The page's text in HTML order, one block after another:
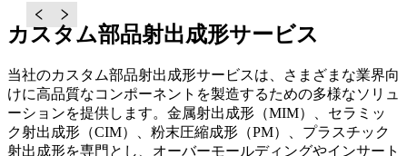
カスタム部品射出成形サービス
当社のカスタム部品射出成形サービスは、さまざまな業界向
けに高品質なコンポーネントを製造するための多様なソリュ
ーションを提供します。金属射出成形（MIM）、セラミッ
ク射出成形（CIM）、粉末圧縮成形（PM）、プラスチック
射出成形を専門とし、オーバーモールディングやインサート